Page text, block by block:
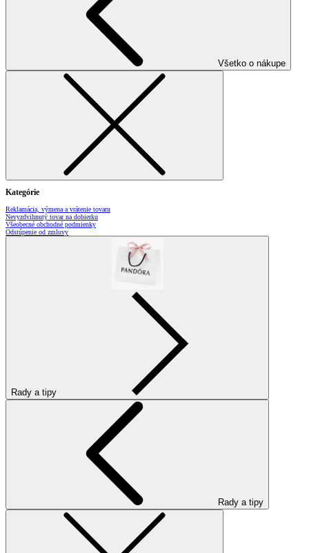
Všetko o nákupe
Kategórie
Reklamácia, výmena a vrátenie tovaru
Nevyzdvihnutý tovar na dobierku
Všeobecné obchodné podmienky
Odstúpenie od zmluvy
Rady a tipy
Rady a tipy